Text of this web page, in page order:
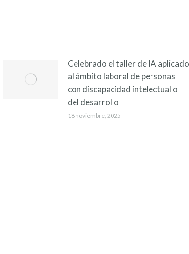
Celebrado el taller de IA aplicado
al ámbito laboral de personas
con discapacidad intelectual o
del desarrollo
18 noviembre, 2025